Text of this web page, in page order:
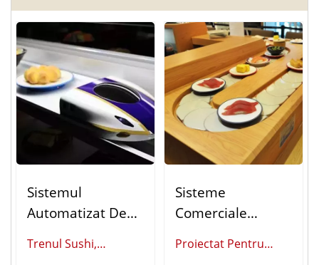
Sistemul
Automatizat De
Alimentelor
Trenul Sushi,
Sisteme
Comerciale
Proiectat Pentru